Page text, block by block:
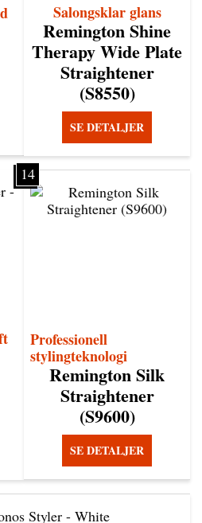
Salongsklar glans
Remington Shine
Therapy Wide Plate
Straightener
(S8550)
SE DETALJER
14
Professionell
stylingteknologi
Remington Silk
Straightener
(S9600)
SE DETALJER